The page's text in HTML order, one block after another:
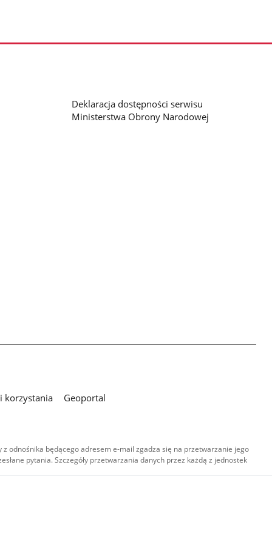
Deklaracja dostępności serwisu
Ministerstwa Obrony Narodowej
korzystania Geoportal
odnośnika będącego adresem e-mail zgadza się na przetwarzanie jego
pytania. Szczegóły przetwarzania danych przez każdą z jednostek